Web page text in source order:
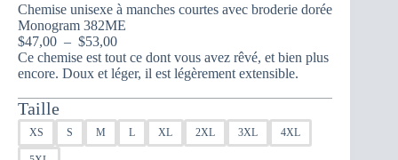
Chemise unisexe à manches courtes avec broderie dorée
Monogram 382ME
$47,00 – $53,00Plage
de
prix :
$53,00
Ce chemise est tout ce dont vous avez rêvé, et bien plus
encore. Doux et léger, il est légèrement extensible.
Taille
XS S M L XL 2XL 3XL 4XL